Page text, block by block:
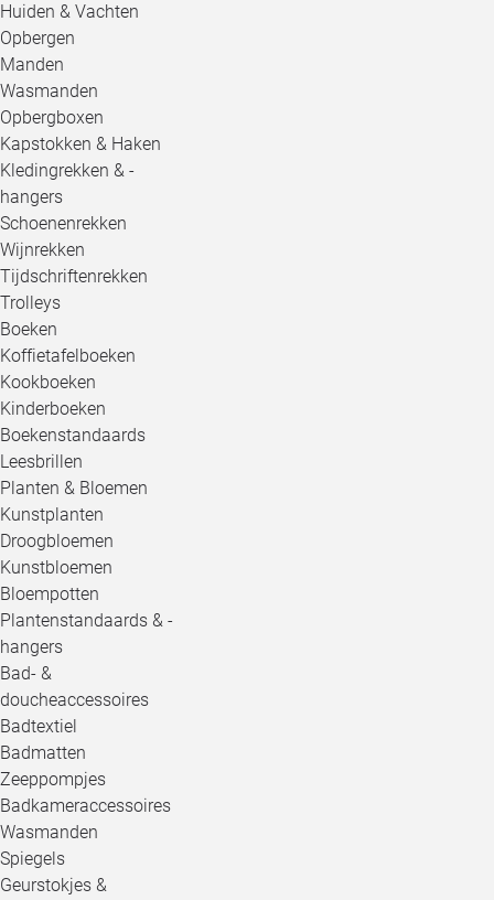
Huiden & Vachten
Opbergen
Manden
Wasmanden
Opbergboxen
Kapstokken & Haken
Kledingrekken & -
hangers
Schoenenrekken
Wijnrekken
Tijdschriftenrekken
Trolleys
Boeken
Koffietafelboeken
Kookboeken
Kinderboeken
Boekenstandaards
Leesbrillen
Planten & Bloemen
Kunstplanten
Droogbloemen
Kunstbloemen
Bloempotten
Plantenstandaards & -
hangers
Bad- &
doucheaccessoires
Badtextiel
Badmatten
Zeeppompjes
Badkameraccessoires
Wasmanden
Spiegels
Geurstokjes &